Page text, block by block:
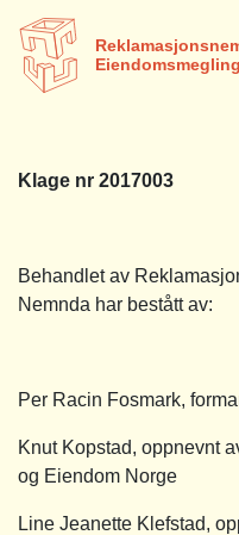
Klage nr 2017003
Behandlet av
Nemnda har bestått av:
Per Racin Fosmark,
Knut Kopstad, oppnevnt
og Eiendom Norge
Line Jeanette Klefstad,